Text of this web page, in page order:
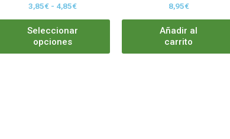
3,85€ - 4,85€
Seleccionar
opciones
de
8,95€
Añadir al
carrito